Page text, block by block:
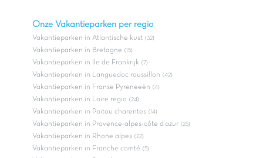
Onze Vakantieparken per regio
Vakantieparken in Atlantische kust (32)
Vakantieparken in Bretagne (15)
Vakantieparken in Ile de Frankrijk (7)
Vakantieparken in Languedoc roussillon (42)
Vakantieparken in Franse Pyreneeën (4)
Vakantieparken in Loire regio (24)
Vakantieparken in Poitou charentes (14)
Vakantieparken in Provence-alpes-côte d'azur (25)
Vakantieparken in Rhone alpes (22)
Vakantieparken in Franche comté (5)